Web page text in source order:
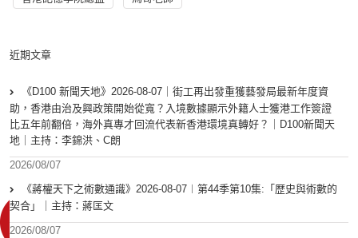
近期文章
《D100 新聞天地》2026-08-07｜街工再出發重獲藝發局最新年度資
助，香港由治及興政策開始從寬？入境數據顯示外籍人士獲港工作簽證
比五年前翻倍，海外真專才回流代表新香港環境真轉好？｜D100新聞天
地｜主持：李錦洪、C朗
2026/08/07
《蔣權天下之術數通識》2026-08-07︱第44季第10集:「歴史與術數的
契合」｜主持：蔣匡文
2026/08/07